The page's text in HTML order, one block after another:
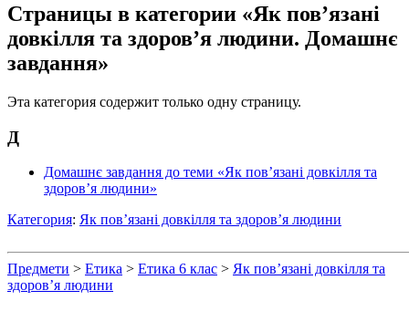
Страницы в категории «Як пов’язані
довкілля та здоров’я людини. Домашнє
завдання»
Эта категория содержит только одну страницу.
Д
Домашнє завдання до теми «Як пов’язані довкілля та
здоров’я людини»
Категория: Як пов’язані довкілля та здоров’я людини
Предмети > Етика > Етика 6 клас > Як пов’язані довкілля та
здоров’я людини